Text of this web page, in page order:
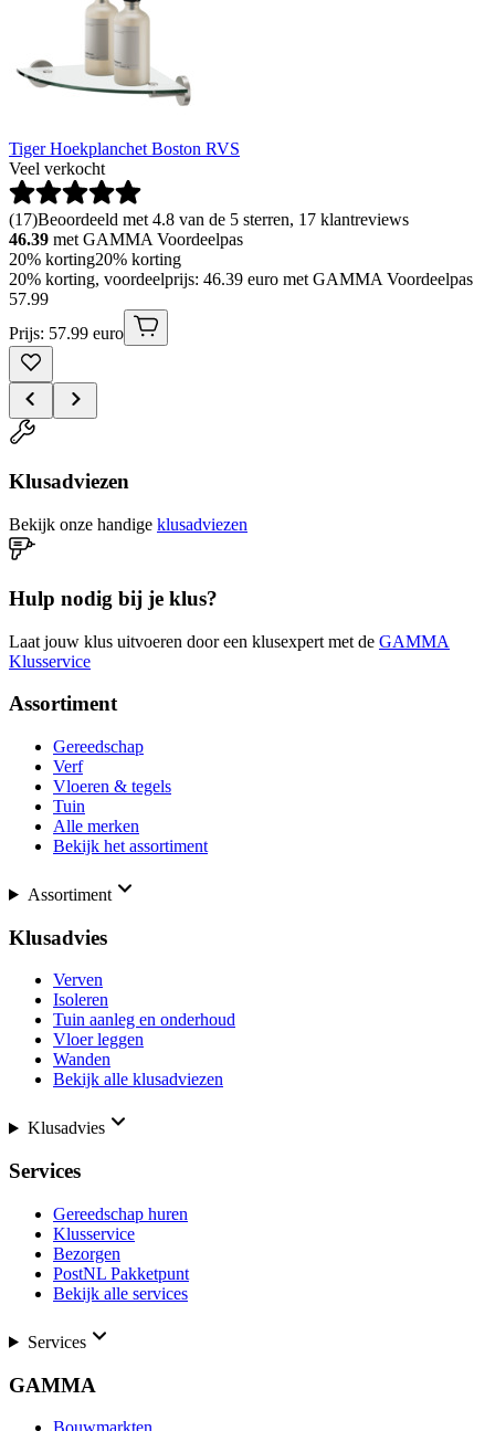
Tiger Hoekplanchet Boston RVS
Veel verkocht
(17)Beoordeeld met 4.8 van de 5 sterren, 17 klantreviews
46.39 met GAMMA Voordeelpas
20% korting20% korting
20% korting, voordeelprijs: 46.39 euro met GAMMA Voordeelpas
57.99
Prijs: 57.99 euro
Klusadviezen
Bekijk onze handige klusadviezen
Hulp nodig bij je klus?
Laat jouw klus uitvoeren door een klusexpert met de GAMMA
Klusservice
Assortiment
Gereedschap
Verf
Vloeren & tegels
Tuin
Alle merken
Bekijk het assortiment
Assortiment
Klusadvies
Verven
Isoleren
Tuin aanleg en onderhoud
Vloer leggen
Wanden
Bekijk alle klusadviezen
Klusadvies
Services
Gereedschap huren
Klusservice
Bezorgen
PostNL Pakketpunt
Bekijk alle services
Services
GAMMA